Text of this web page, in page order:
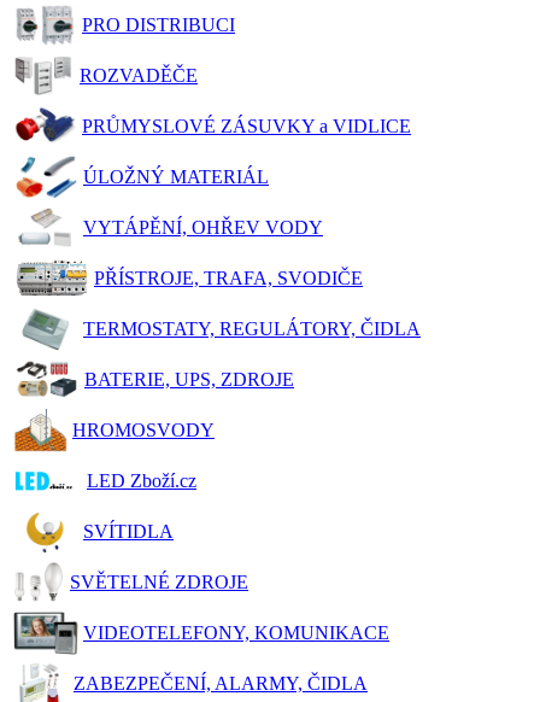
PRO DISTRIBUCI
ROZVADĚČE
PRŮMYSLOVÉ ZÁSUVKY a VIDLICE
ÚLOŽNÝ MATERIÁL
VYTÁPĚNÍ, OHŘEV VODY
PŘÍSTROJE, TRAFA, SVODIČE
TERMOSTATY, REGULÁTORY, ČIDLA
BATERIE, UPS, ZDROJE
HROMOSVODY
LED Zboží.cz
SVÍTIDLA
SVĚTELNÉ ZDROJE
VIDEOTELEFONY, KOMUNIKACE
ZABEZPEČENÍ, ALARMY, ČIDLA